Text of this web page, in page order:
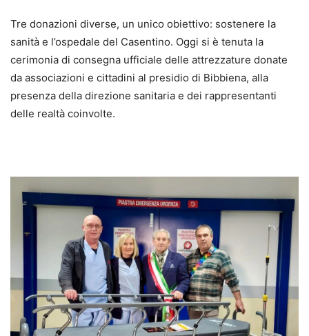
Tre donazioni diverse, un unico obiettivo: sostenere la
sanità e l’ospedale del Casentino. Oggi si è tenuta la
cerimonia di consegna ufficiale delle attrezzature donate
da associazioni e cittadini al presidio di Bibbiena, alla
presenza della direzione sanitaria e dei rappresentanti
delle realtà coinvolte.